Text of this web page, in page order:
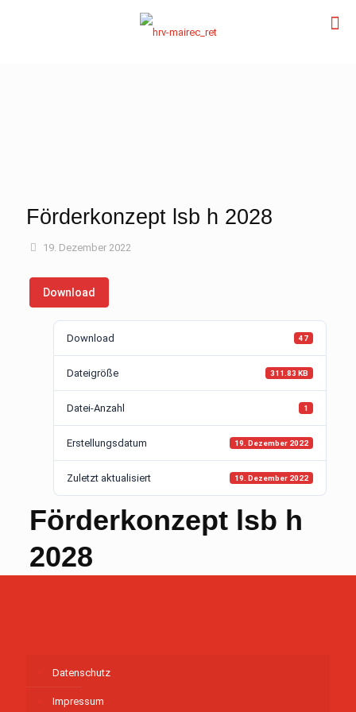
Förderkonzept lsb h 2028
19. Dezember 2022
Download
Download 47
Dateigröße 311.83 KB
Datei-Anzahl 1
Erstellungsdatum 19. Dezember 2022
Zuletzt aktualisiert 19. Dezember 2022
Förderkonzept lsb h
2028
Datenschutz
Impressum